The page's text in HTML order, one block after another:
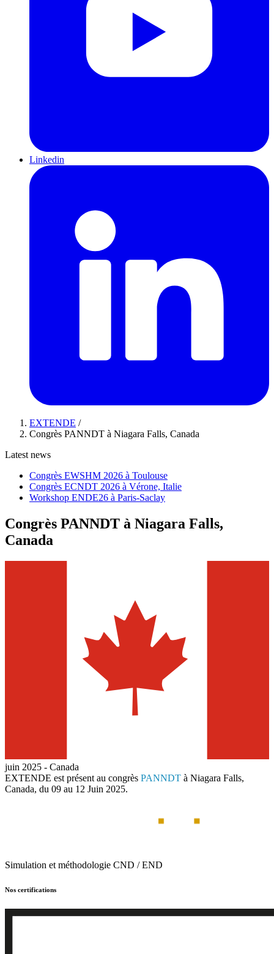
Linkedin
EXTENDE /
Congrès PANNDT à Niagara Falls, Canada
Latest news
Congrès EWSHM 2026 à Toulouse
Congrès ECNDT 2026 à Vérone, Italie
Workshop ENDE26 à Paris-Saclay
Congrès PANNDT à Niagara Falls,
Canada
juin 2025 - Canada
EXTENDE est présent au congrès PANNDT à Niagara Falls,
Canada, du 09 au 12 Juin 2025.
Simulation et méthodologie CND / END
Nos certifications